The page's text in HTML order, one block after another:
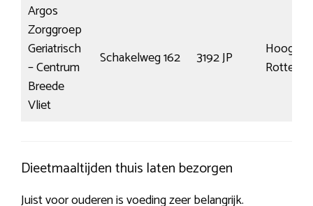
Argos
Zorggroep
Geriatrisch
– Centrum
Breede
Vliet
Schakelweg 162 3192 JP
Dieetmaaltijden thuis laten bezorgen
Juist voor ouderen is voeding zeer belangrijk.